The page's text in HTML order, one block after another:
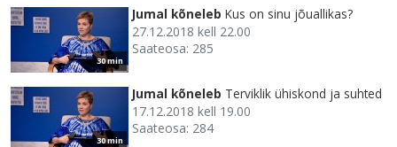
30 min
Jumal kõneleb Kus on sinu jõuallikas?
27.12.2018 kell 22.00
Saateosa: 285
30 min
Jumal kõneleb Terviklik ühiskond ja suhted
17.12.2018 kell 19.00
Saateosa: 284